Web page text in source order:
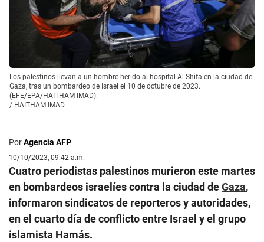
Los palestinos llevan a un hombre herido al hospital Al-Shifa en la ciudad de
Gaza, tras un bombardeo de Israel el 10 de octubre de 2023.
(EFE/EPA/HAITHAM IMAD).
/ HAITHAM IMAD
PorAgencia AFP
10/10/2023, 09:42 a.m.
Cuatro periodistas palestinos murieron este martes
en bombardeos israelíes contra la ciudad deGaza,
informaron sindicatos de reporteros y autoridades,
en el cuarto día de conflicto entre Israel y el grupo
islamista Hamás.